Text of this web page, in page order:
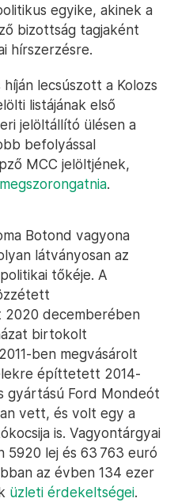
egyike, akinek a
bizottság tagjaként
hírszerzésre.
lecsúszott a Kolozs
listájának első
jelöltállító ülésen a
befolyással
MCC jelöltjének,
.
Botond vagyona
látványosan az
tőkéje. A
2020 decemberében
birtokolt
ben megvásárolt
építtetett 2014-
gyártású Ford Mondeót
vett, és volt egy a
is. Vagyontárgyai
5920 lej és 63 763 euró
az évben 134 ezer
üzleti érdekeltségei.